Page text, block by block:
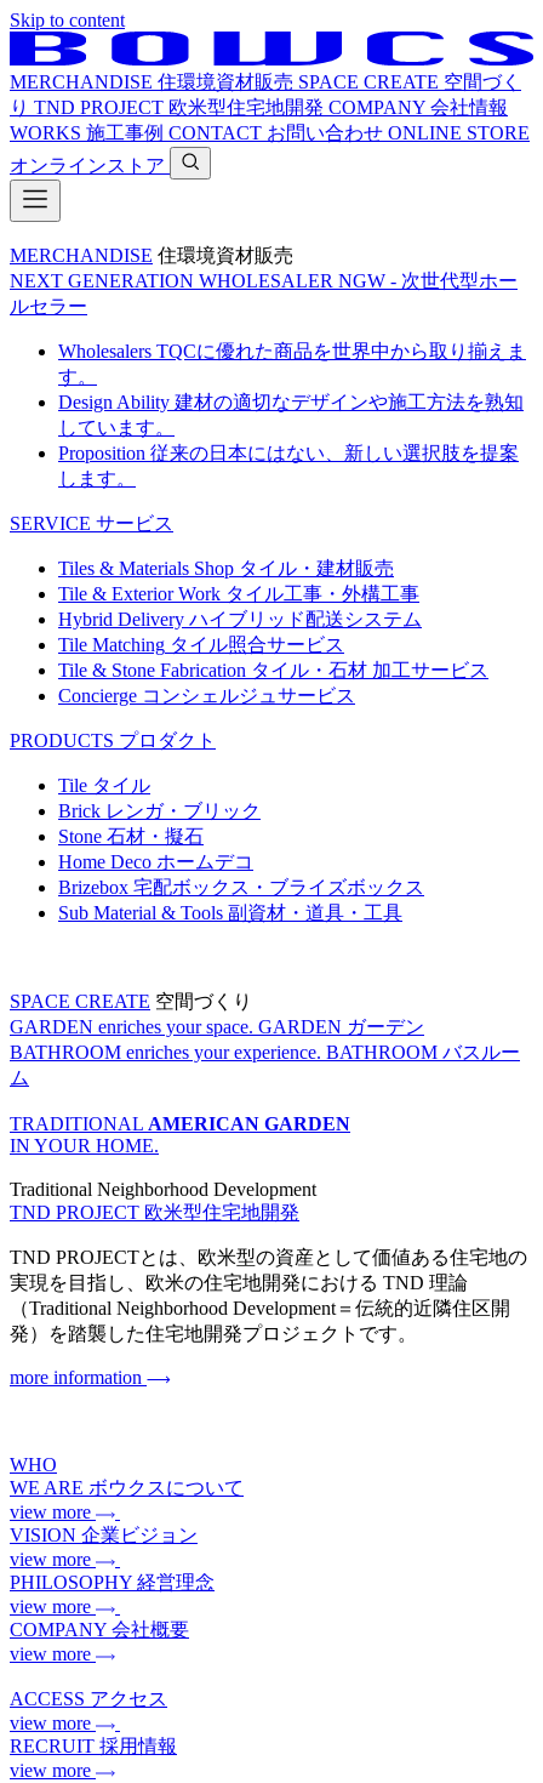
Skip to content
MERCHANDISE 住環境資材販売 SPACE CREATE 空間づく
り TND PROJECT 欧米型住宅地開発 COMPANY 会社情報
WORKS 施工事例 CONTACT お問い合わせ ONLINE STORE
オンラインストア
MERCHANDISE 住環境資材販売
NEXT GENERATION WHOLESALER NGW - 次世代型ホー
ルセラー
Wholesalers TQCに優れた商品を世界中から取り揃えま
す。
Design Ability 建材の適切なデザインや施工方法を熟知
しています。
Proposition 従来の日本にはない、新しい選択肢を提案
します。
SERVICE サービス
Tiles & Materials Shop タイル・建材販売
Tile & Exterior Work タイル工事・外構工事
Hybrid Delivery ハイブリッド配送システム
Tile Matching タイル照合サービス
Tile & Stone Fabrication タイル・石材 加工サービス
Concierge コンシェルジュサービス
PRODUCTS プロダクト
Tile タイル
Brick レンガ・ブリック
Stone 石材・擬石
Home Deco ホームデコ
Brizebox 宅配ボックス・ブライズボックス
Sub Material & Tools 副資材・道具・工具
SPACE CREATE 空間づくり
GARDEN enriches your space. GARDEN ガーデン
BATHROOM enriches your experience. BATHROOM バスルー
ム
TRADITIONAL AMERICAN GARDEN
IN YOUR HOME.
Traditional Neighborhood Development
TND PROJECT 欧米型住宅地開発
TND PROJECTとは、欧米型の資産として価値ある住宅地の
実現を目指し、欧米の住宅地開発における TND 理論
（Traditional Neighborhood Development＝伝統的近隣住区開
発）を踏襲した住宅地開発プロジェクトです。
more information
WHO
WE ARE ボウクスについて
view more
VISION 企業ビジョン
view more
PHILOSOPHY 経営理念
view more
COMPANY 会社概要
view more
ACCESS アクセス
view more
RECRUIT 採用情報
view more